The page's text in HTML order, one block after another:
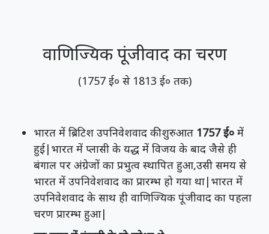
वाणिज्यिक पूंजीवाद का चरण
(1757 ई० से 1813 ई० तक)
भारत में ब्रिटिश उपनिवेशवाद की शुरुआत 1757 ई० में
हुई|भारत में प्लासी के यद्ध में विजय के बाद जैसे ही
बंगाल पर अंग्रेजों का प्रभुत्व स्थापित हुआ,उसी समय से
भारत में उपनिवेशवाद का प्रारम्भ हो गया था|भारत में
उपनिवेशवाद के साथ ही वाणिज्यिक पूंजीवाद का पहला
चरण प्रारम्भ हुआ|